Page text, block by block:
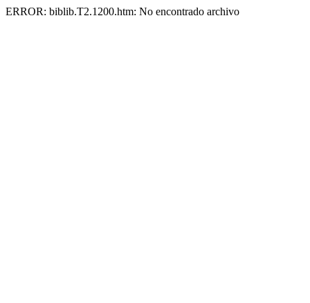
ERROR: biblib.T2.1200.htm: No encontrado archivo